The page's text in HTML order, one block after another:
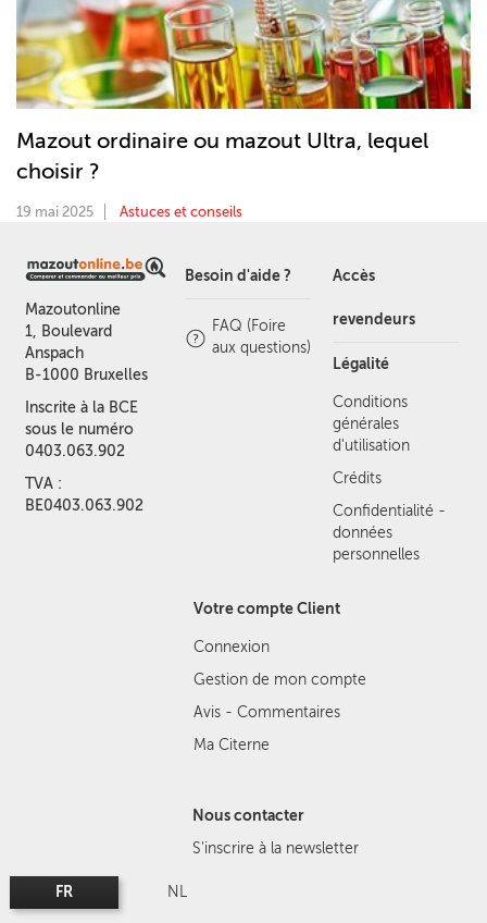
Mazout ordinaire ou mazout Ultra, lequel
choisir ?
19 mai 2025 Astuces et conseils
Mazoutonline
1, Boulevard
Anspach
B-1000 Bruxelles
Inscrite à la BCE
sous le numéro
0403.063.902
TVA :
BE0403.063.902
Besoin d'aide ?
FAQ (Foire
aux questions)
Accès
revendeurs
Légalité
Conditions
générales
d'utilisation
Crédits
Confidentialité -
données
personnelles
Votre compte Client
Connexion
Gestion de mon compte
Avis - Commentaires
Ma Citerne
Nous contacter
S'inscrire à la newsletter
FR NL